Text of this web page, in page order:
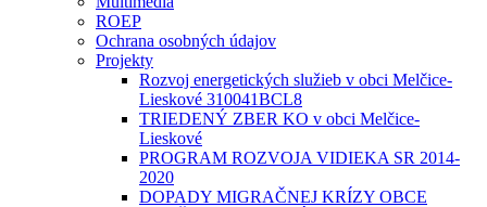
ROEP
Ochrana osobných údajov
Projekty
Rozvoj energetických služieb v obci Melčice-
Lieskové 310041BCL8
TRIEDENÝ ZBER KO v obci Melčice-
Lieskové
PROGRAM ROZVOJA VIDIEKA SR 2014-
2020
DOPADY MIGRAČNEJ KRÍZY OBCE